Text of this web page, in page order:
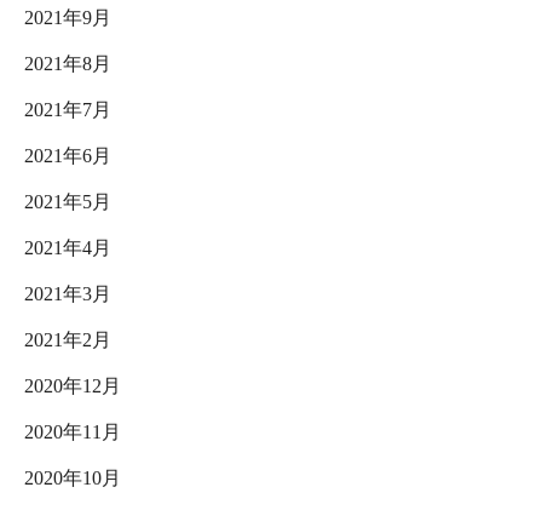
2021年9月
2021年8月
2021年7月
2021年6月
2021年5月
2021年4月
2021年3月
2021年2月
2020年12月
2020年11月
2020年10月